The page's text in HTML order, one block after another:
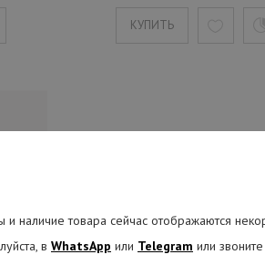
наличие товара сейчас отображаются
в WhatsApp или Telegram или
КУПИТЬ